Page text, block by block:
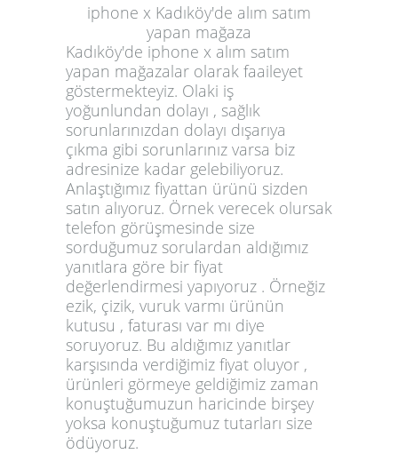
iphone x Kadıköy'de alım satım
yapan mağaza
Kadıköy'de iphone x alım satım
yapan mağazalar olarak faaileyet
göstermekteyiz. Olaki iş
yoğunlundan dolayı , sağlık
sorunlarınızdan dolayı dışarıya
çıkma gibi sorunlarınız varsa biz
adresinize kadar gelebiliyoruz.
Anlaştığımız fiyattan ürünü sizden
satın alıyoruz. Örnek verecek olursak
telefon görüşmesinde size
sorduğumuz sorulardan aldığımız
yanıtlara göre bir fiyat
değerlendirmesi yapıyoruz . Örneğiz
ezik, çizik, vuruk varmı ürünün
kutusu , faturası var mı diye
soruyoruz. Bu aldığımız yanıtlar
karşısında verdiğimiz fiyat oluyor ,
ürünleri görmeye geldiğimiz zaman
konuştuğumuzun haricinde birşey
yoksa konuştuğumuz tutarları size
ödüyoruz.